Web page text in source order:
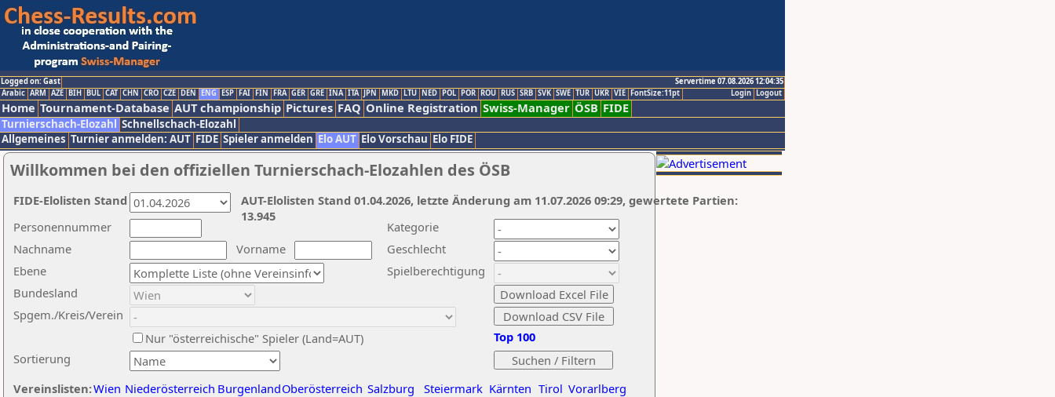
Logged on: Gast
Servertime 07.08.2026 12:04:35
Logout
Login
Arabic ARM AZE BIH BUL CAT CHN CRO CZE DEN ENG ESP FAI FIN FRA GER GRE INA ITA JPN MKD LTU NED POL POR ROU RUS SRB SVK SWE TUR UKR VIE FontSize:11pt
Home Tournament-Database AUT championship Pictures FAQ Online Registration Swiss-Manager ÖSB FIDE
Turnierschach-Elozahl Schnellschach-Elozahl
Allgemeines Turnier anmelden: AUT FIDE Spieler anmelden Elo AUT Elo Vorschau Elo FIDE
Willkommen bei den offiziellen Turnierschach-Elozahlen des ÖSB
Nachname
Vorname
Ebene
Kategorie
Sortierung
Personennummer
Bundesland
Spgem./Kreis/Verein
Geschlecht
Nur "österreichische" Spieler (Land=AUT)
Spielberechtigung
Vereinslisten:Wien Niederösterreich BurgenlandOberösterreich Salzburg Steiermark Kärnten Tirol Vorarlberg
Top 100
AUT-Elolisten Stand 01.04.2026, letzte Änderung am 11.07.2026 09:29, gewertete Partien:
13.945
FIDE-Elolisten Stand